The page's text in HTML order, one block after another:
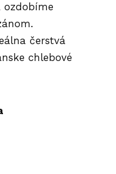
ozdobíme
čerstvá
chlebové